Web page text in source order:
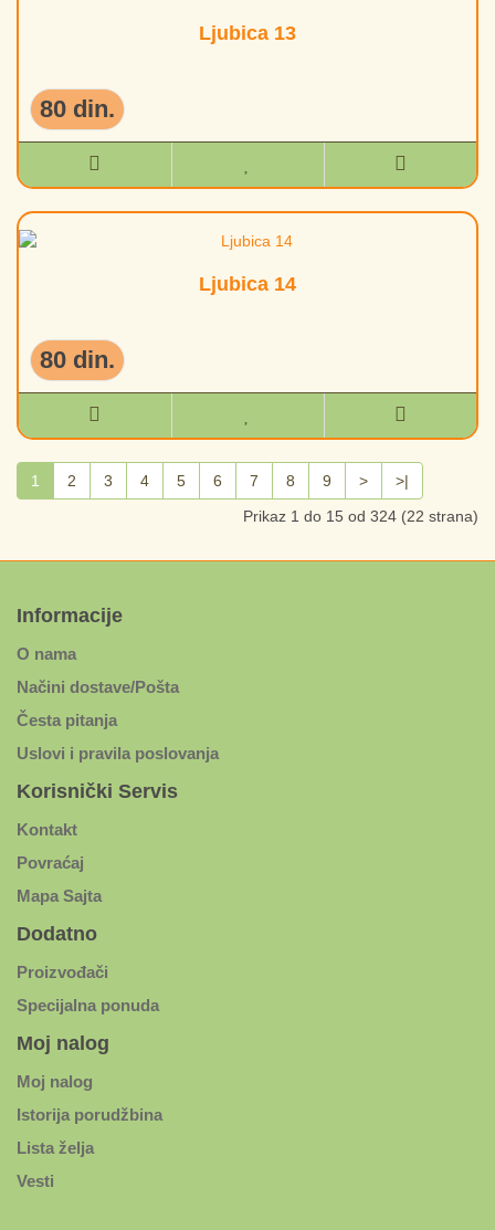
Ljubica 13
80 din.
Ljubica 14
80 din.
1 2 3 4 5 6 7 8 9 >
>|
Prikaz 1 do 15 od 324 (22 strana)
Informacije
O nama
Načini dostave/Pošta
Česta pitanja
Uslovi i pravila poslovanja
Korisnički Servis
Kontakt
Povraćaj
Mapa Sajta
Dodatno
Proizvođači
Specijalna ponuda
Moj nalog
Moj nalog
Istorija porudžbina
Lista želja
Vesti